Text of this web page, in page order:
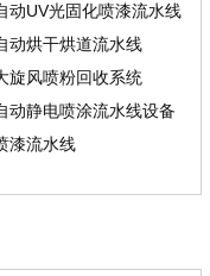
动UV光固化喷漆流水线
动烘干烘道流水线
旋风喷粉回收系统
动静电喷涂流水线设备
漆流水线